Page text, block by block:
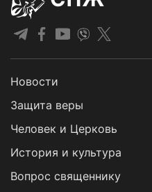
Новости
Защита веры
Человек и Церковь
История и культура
Вопрос священнику